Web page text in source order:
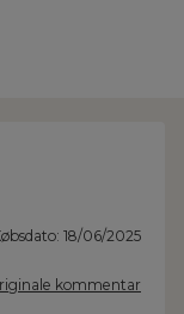
18/06/2025
kommentar